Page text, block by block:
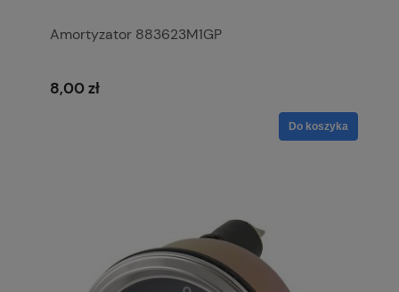
Amortyzator 883623M1GP
8,00 zł
Do koszyka